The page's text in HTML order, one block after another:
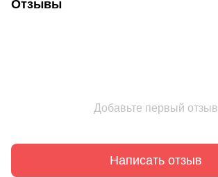
Отзывы
Добавьте первый отзыв
Написать отзыв